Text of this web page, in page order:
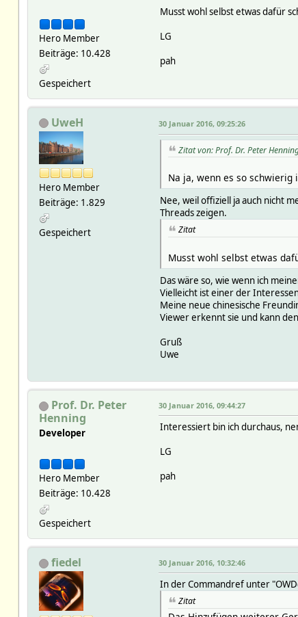
Hero Member
Beiträge: 10.428
Gespeichert
Musst wohl selbst etwas dafür
LG
pah
UweH
Hero Member
Beiträge: 1.829
Gespeichert
30 Januar 2016, 09:25:26
Zitat von: Prof. Dr. Peter
Na ja, wenn es so
Nee, weil offiziell ja auch nicht
Threads zeigen.
Zitat
Musst wohl selbst etwas
Das wäre so, wie wenn ich
Vielleicht ist einer der
Meine neue chinesische
Viewer erkennt sie und kann
Gruß
Uwe
Prof. Dr. Peter
Henning
Developer
Hero Member
Beiträge: 10.428
Gespeichert
30 Januar 2016, 09:44:27
Interessiert bin ich durchaus,
LG
pah
fiedel 30 Januar 2016, 10:32:46
In der Commandref unter
Zitat